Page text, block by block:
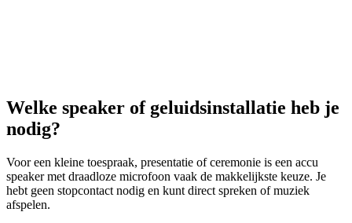
Welke speaker of geluidsinstallatie heb je
nodig?
Voor een kleine toespraak, presentatie of ceremonie is een accu
speaker met draadloze microfoon vaak de makkelijkste keuze. Je
hebt geen stopcontact nodig en kunt direct spreken of muziek
afspelen.